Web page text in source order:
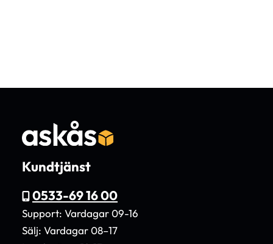
Kundtjänst
0533-69 16 00
Support: Vardagar 09-16
Sälj: Vardagar 08–17